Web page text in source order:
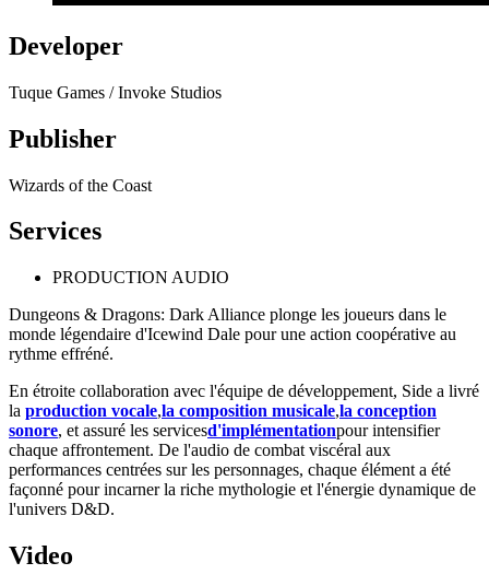
Developer
Tuque Games / Invoke Studios
Publisher
Wizards of the Coast
Services
PRODUCTION AUDIO
Dungeons & Dragons: Dark Alliance plonge les joueurs dans le
monde légendaire d'Icewind Dale pour une action coopérative au
rythme effréné.
En étroite collaboration avec l'équipe de développement, Side a livré
la production vocale,la composition musicale,la conception
sonore, et assuré les servicesd'implémentationpour intensifier
chaque affrontement. De l'audio de combat viscéral aux
performances centrées sur les personnages, chaque élément a été
façonné pour incarner la riche mythologie et l'énergie dynamique de
l'univers D&D.
Video